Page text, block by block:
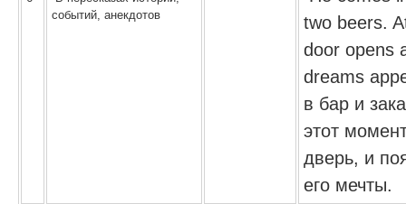
событий, анекдотов
two beers.
door opens
dreams
в бар и
этот
дверь, и
его мечты.